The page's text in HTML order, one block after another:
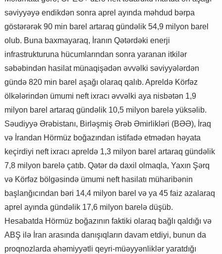
səviyyəyə endikdən sonra aprel ayında məhdud bərpa
göstərərək 90 min barel artaraq gündəlik 54,9 milyon barel
olub. Buna baxmayaraq, İranın Qətərdəki enerji
infrastrukturuna hücumlarından sonra yaranan itkilər
səbəbindən hasilat münaqişədən əvvəlki səviyyələrdən
gündə 820 min barel aşağı olaraq qalıb. Apreldə Körfəz
ölkələrindən ümumi neft ixracı əvvəlki aya nisbətən 1,9
milyon barel artaraq gündəlik 10,5 milyon barelə yüksəlib.
Səudiyyə Ərəbistanı, Birləşmiş Ərəb Əmirlikləri (BƏƏ), İraq
və İrandan Hörmüz boğazından istifadə etmədən həyata
keçirdiyi neft ixracı apreldə 1,3 milyon barel artaraq gündəlik
7,8 milyon barelə çatıb. Qətər də daxil olmaqla, Yaxın Şərq
və Körfəz bölgəsində ümumi neft hasilatı müharibənin
başlanğıcından bəri 14,4 milyon barel və ya 45 faiz azalaraq
aprel ayında gündəlik 17,6 milyon barelə düşüb.
Hesabatda Hörmüz boğazının faktiki olaraq bağlı qaldığı və
ABŞ ilə İran arasında danışıqların davam etdiyi, bunun da
proqnozlarda əhəmiyyətli qeyri-müəyyənliklər yaratdığı